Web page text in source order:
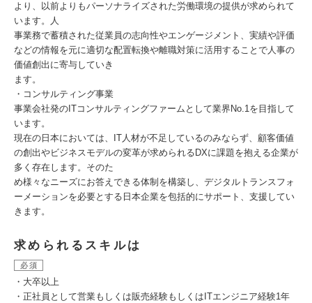
より、以前よりもパーソナライズされた労働環境の提供が求められて
います。人
事業務で蓄積された従業員の志向性やエンゲージメント、実績や評価
などの情報を元に適切な配置転換や離職対策に活用することで人事の
価値創出に寄与していき
ます。
・コンサルティング事業
事業会社発のITコンサルティングファームとして業界No.1を目指して
います。
現在の日本においては、IT人材が不足しているのみならず、顧客価値
の創出やビジネスモデルの変革が求められるDXに課題を抱える企業が
多く存在します。そのた
め様々なニーズにお答えできる体制を構築し、デジタルトランスフォ
ーメーションを必要とする日本企業を包括的にサポート、支援してい
きます。
求められるスキルは
必須
・大卒以上
・正社員として営業もしくは販売経験もしくはITエンジニア経験1年